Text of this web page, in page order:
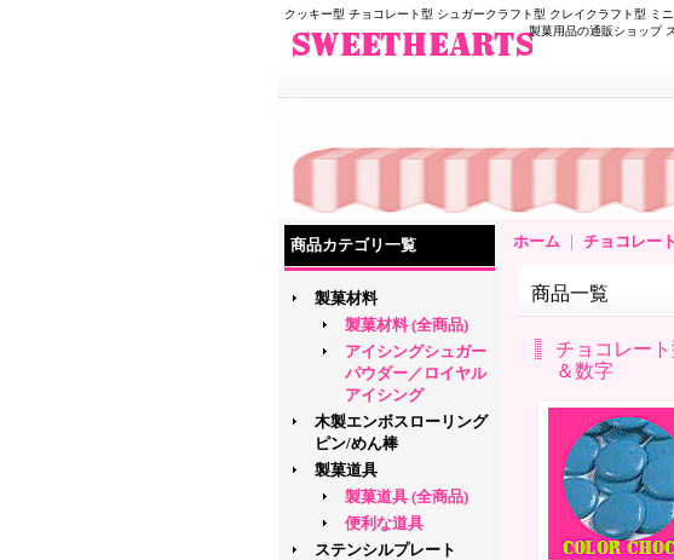
クッキー型 チョコレート型 シュガークラフト型 クレイクラフト型 ミ
製菓用品の通販ショップ
商品カテゴリ一覧
製菓材料
製菓材料 (全商品)
アイシングシュガー
パウダー／ロイヤル
アイシング
木製エンボスローリング
ピン/めん棒
製菓道具
製菓道具 (全商品)
便利な道具
ステンシルプレート
ホーム チョコレー
商品一覧
チョコレー
＆数字